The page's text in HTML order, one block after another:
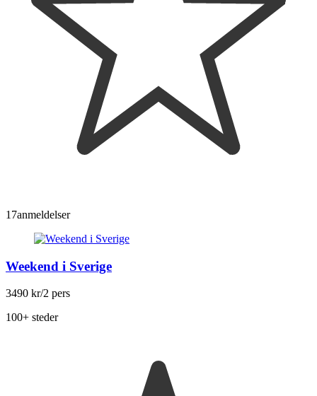
17anmeldelser
Weekend i Sverige
3490 kr/2 pers
100+ steder